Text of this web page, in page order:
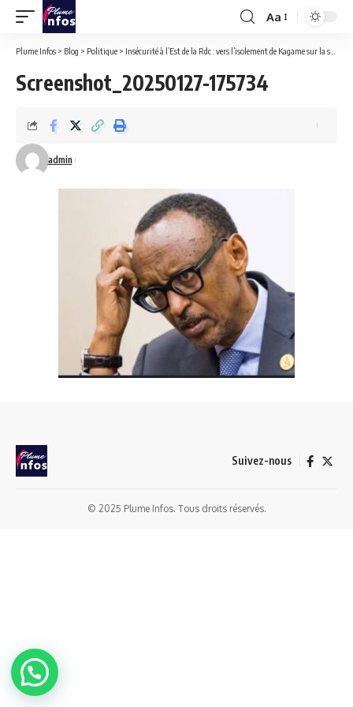
Font
Resizer
Aa
Plume Infos > Blog > Politique > Insécurité à l’Est de la Rdc : vers l’isolement de Kagame sur la scène internationale !
Screenshot_20250127-175734
admin
Suivez-nous
© 2025 Plume Infos. Tous droits réservés.